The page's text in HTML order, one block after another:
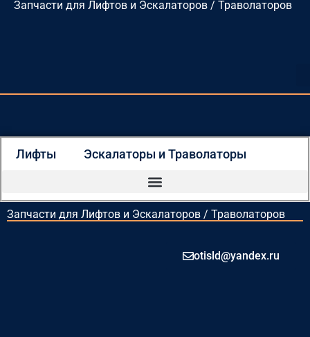
Перейти
Запчасти для Лифтов и Эскалаторов / Траволаторов
Лифты Эскалаторы и Траволаторы
Запчасти для Лифтов и Эскалаторов / Траволаторов
otisld@yandex.ru